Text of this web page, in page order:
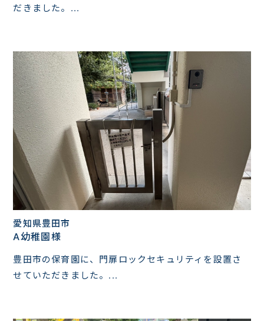
だきました。...
愛知県豊田市
A幼稚園様
豊田市の保育園に、門扉ロックセキュリティを設置さ
せていただきました。...